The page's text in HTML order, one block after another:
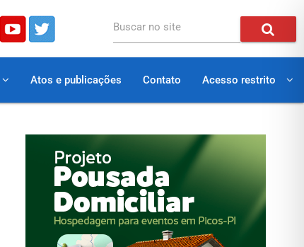
Buscar no site
Atos e publicações Contato Acesso restrito